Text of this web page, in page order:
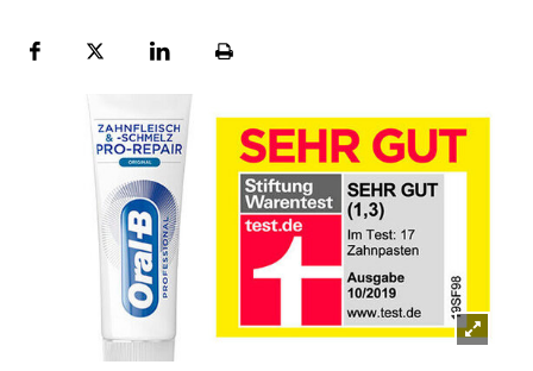
FacebookPlattformLinekdInSeite